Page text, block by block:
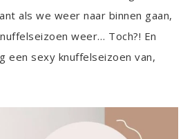
als we weer naar binnen gaan,
weer… Toch?! En
een sexy knuffelseizoen van,